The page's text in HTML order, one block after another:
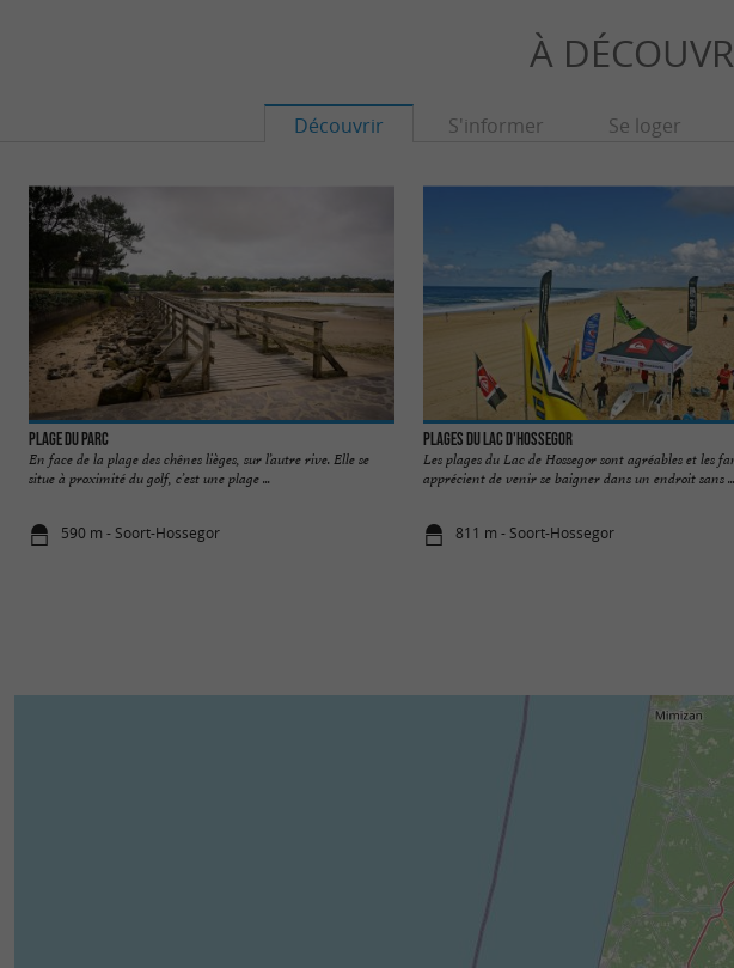
À
Découvrir S'informer Se loger
Plage du Parc
En face de la plage des chênes lièges, sur l’autre rive. Elle se
situe à proximité du golf, c’est une plage ...
590 m - Soort-Hossegor
Plages du Lac d'Hossegor
Les plages du Lac de Hossegor sont agréables et les
apprécient de venir se baigner dans un endroit sans ...
811 m - Soort-Hossegor